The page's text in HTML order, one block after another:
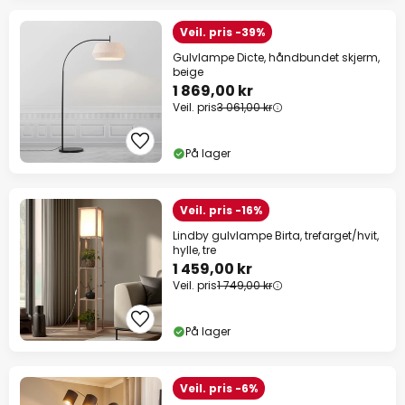
Veil. pris -39%
Gulvlampe Dicte, håndbundet skjerm,
beige
1 869,00 kr
Veil. pris3 061,00 kr
På lager
Veil. pris -16%
Lindby gulvlampe Birta, trefarget/hvit,
hylle, tre
1 459,00 kr
Veil. pris1 749,00 kr
På lager
Veil. pris -6%